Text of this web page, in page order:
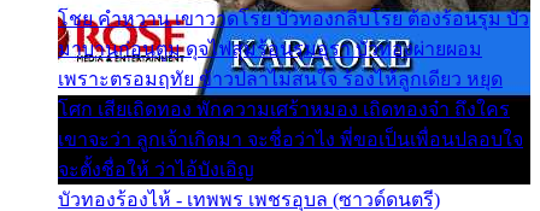
โชย คำหวาน เขาวาดโรย บัวทองกลีบโรย ต้องร้อนรุม บัว
มาบานก่อนตูม ดุจไฟสุมร้อนรุมอุรา บัวทองผ่ายผอม
เพราะตรอมฤทัย ข้าวปลาไม่สนใจ ร้องไห้ลูกเดียว หยุด
โศก เสียเถิดทอง พักความเศร้าหมอง เถิดทองจ๋า ถึงใคร
เขาจะว่า ลูกเจ้าเกิดมา จะชื่อว่าไง พี่ขอเป็นเพื่อนปลอบใจ
จะตั้งชื่อให้ ว่าไอ้บังเอิญ
บัวทองร้องไห้ - เทพพร เพชรอุบล (ซาวด์ดนตรี)